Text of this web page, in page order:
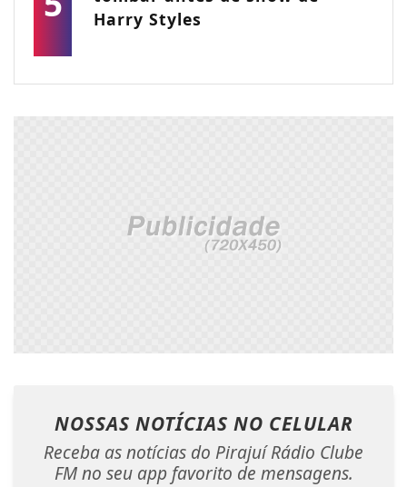
Harry Styles
NOSSAS NOTÍCIAS NO CELULAR
Receba as notícias do Pirajuí Rádio Clube
FM no seu app favorito de mensagens.